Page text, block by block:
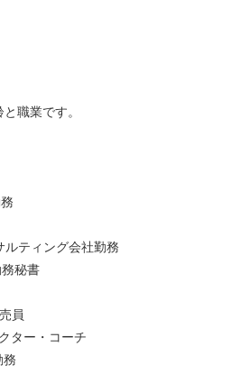
職業です。
勤務
レル店長
ティング会社勤務
秘書
員
ター・コーチ